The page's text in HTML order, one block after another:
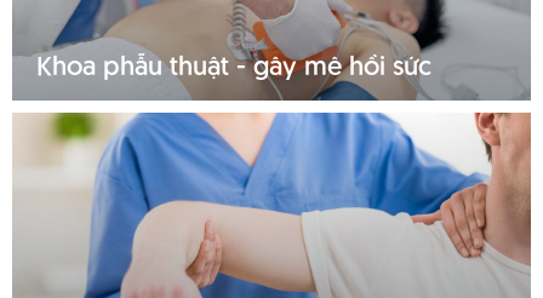
Khoa phẫu thuật - gây mê hồi sức
Tìm hiểu thêm